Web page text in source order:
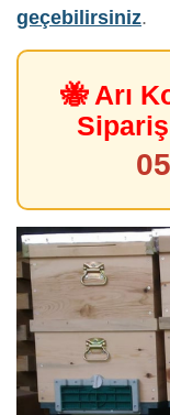
geçebilirsiniz.
🐝 Arı